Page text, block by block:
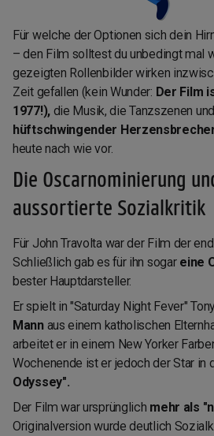
Für welche der Optionen sich dein
– den Film solltest du unbedingt mal
gezeigten Rollenbilder wirken
Zeit gefallen (kein Wunder: Der Film
1977!), die Musik, die Tanzszenen
hüftschwingender
heute nach wie vor.
Die Oscarnominierung
aussortierte Sozialkritik
Für John Travolta war der Film der
Schließlich gab es für ihn sogar eine
bester Hauptdarsteller.
Er spielt in "Saturday Night Fever"
Mannaus einem katholischen
arbeitet er in einem New Yorker
Wochenende ist er jedoch der Star in
Odyssey".
Der Film war ursprünglich mehr als
Originalversion wurde deutlich